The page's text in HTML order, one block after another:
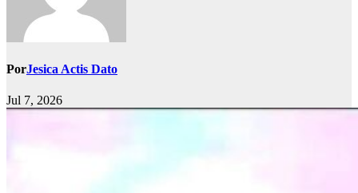
PorJesica Actis Dato
Jul 7, 2026